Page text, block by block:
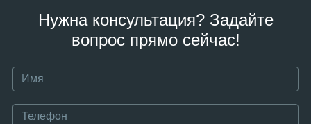
Нужна консультация? Задайте
вопрос прямо сейчас!